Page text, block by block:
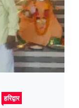
हरिद्वार